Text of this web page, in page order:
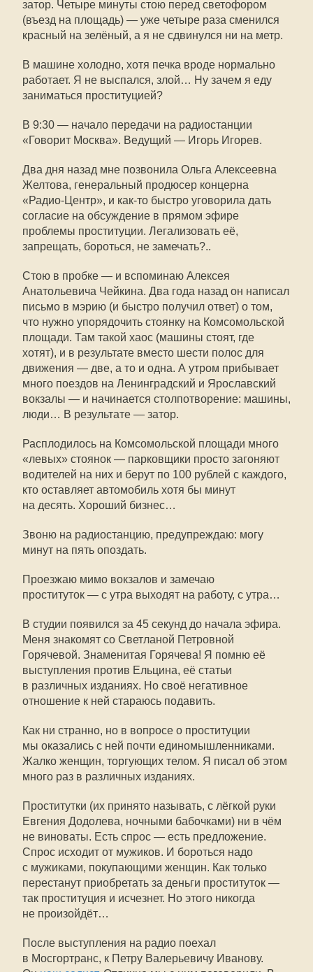
затор. Четыре минуты стою перед светофором
(въезд на площадь) — уже четыре раза сменился
красный на зелёный, а я не сдвинулся ни на метр.
В машине холодно, хотя печка вроде нормально
работает. Я не выспался, злой… Ну зачем я еду
заниматься проституцией?
В 9:30 — начало передачи на радиостанции
«Говорит Москва». Ведущий — Игорь Игорев.
Два дня назад мне позвонила Ольга Алексеевна
Желтова, генеральный продюсер концерна
«Радио-Центр», и как-то быстро уговорила дать
согласие на обсуждение в прямом эфире
проблемы проституции. Легализовать её,
запрещать, бороться, не замечать?..
Стою в пробке — и вспоминаю Алексея
Анатольевича Чейкина. Два года назад он написал
письмо в мэрию (и быстро получил ответ) о том,
что нужно упорядочить стоянку на Комсомольской
площади. Там такой хаос (машины стоят, где
хотят), и в результате вместо шести полос для
движения — две, а то и одна. А утром прибывает
много поездов на Ленинградский и Ярославский
вокзалы — и начинается столпотворение: машины,
люди… В результате — затор.
Расплодилось на Комсомольской площади много
«левых» стоянок — парковщики просто загоняют
водителей на них и берут по 100 рублей с каждого,
кто оставляет автомобиль хотя бы минут
на десять. Хороший бизнес…
Звоню на радиостанцию, предупреждаю: могу
минут на пять опоздать.
Проезжаю мимо вокзалов и замечаю
проституток — с утра выходят на работу, с утра…
В студии появился за 45 секунд до начала эфира.
Меня знакомят со Светланой Петровной
Горячевой. Знаменитая Горячева! Я помню её
выступления против Ельцина, её статьи
в различных изданиях. Но своё негативное
отношение к ней стараюсь подавить.
Как ни странно, но в вопросе о проституции
мы оказались с ней почти единомышленниками.
Жалко женщин, торгующих телом. Я писал об этом
много раз в различных изданиях.
Проститутки (их принято называть, с лёгкой руки
Евгения Додолева, ночными бабочками) ни в чём
не виноваты. Есть спрос — есть предложение.
Спрос исходит от мужиков. И бороться надо
с мужиками, покупающими женщин. Как только
перестанут приобретать за деньги проституток —
так проституция и исчезнет. Но этого никогда
не произойдёт…
После выступления на радио поехал
в Мосгортранс, к Петру Валерьевичу Иванову.